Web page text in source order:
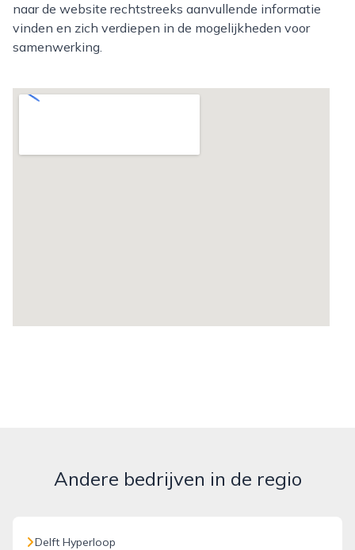
naar de website rechtstreeks aanvullende informatie
vinden en zich verdiepen in de mogelijkheden voor
samenwerking.
Andere bedrijven in de regio
Delft Hyperloop